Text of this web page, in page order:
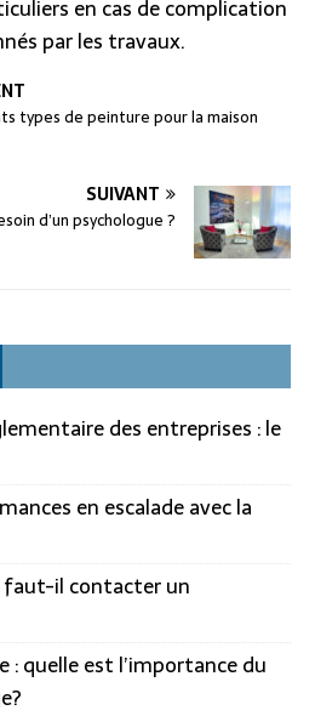
en cas de complication
par les travaux.
types de peinture pour la maison
SUIVANT
d’un psychologue ?
des entreprises : le
en escalade avec la
faut-il contacter un
: quelle est l’importance du